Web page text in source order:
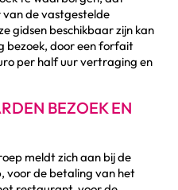
de vastgestelde
gidsen beschikbaar zijn kan
bezoek, door een forfait
per half uur vertraging en
BEZOEK EN
meldt zich aan bij de
voor de betaling van het